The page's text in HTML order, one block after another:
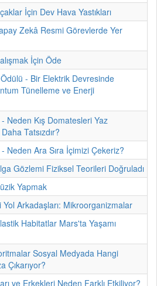
İçin Dev Hava Yastıkları
Zekâ Resmi Görevlerde Yer
İçin Öde
- Bir Elektrik Devresinde
Tünelleme ve Enerji
Neden Kış Domatesleri Yaz
Tatsızdır?
Neden Ara Sıra İçimizi Çekeriz?
Gözlemi Fiziksel Teorileri Doğruladı
Yapmak
Yol Arkadaşları: Mikroorganizmalar
Habitatlar Mars'ta Yaşamı
Sosyal Medyada Hangi
Çıkarıyor?
ve Erkekleri Neden Farklı Etkiliyor?